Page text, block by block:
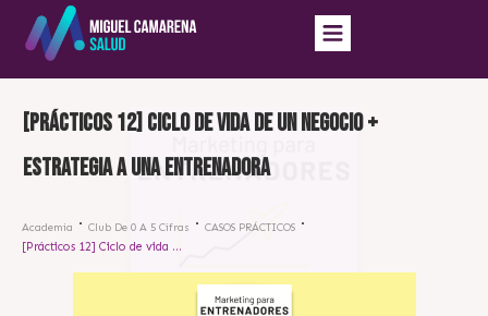
[Prácticos 12] Ciclo de vida de un negocio +
estrategia a una entrenadora
Academia Club De 0 A 5 Cifras CASOS PRÁCTICOS
[Prácticos 12] Ciclo de vida de un negocio + estrategia a una entrenadora